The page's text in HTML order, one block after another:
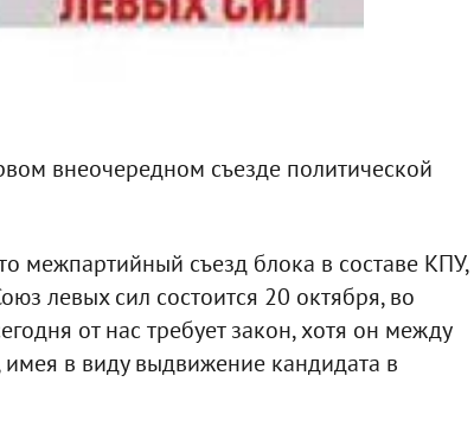
внеочередном съезде политической
межпартийный съезд блока в составе КПУ,
левых сил состоится 20 октября, во
от нас требует закон, хотя он между
в виду выдвижение кандидата в